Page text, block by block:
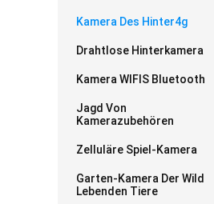
Kamera Des Hinter4g
Drahtlose Hinterkamera
Kamera WIFIS Bluetooth
Jagd Von
Kamerazubehören
Zelluläre Spiel-Kamera
Garten-Kamera Der Wild
Lebenden Tiere